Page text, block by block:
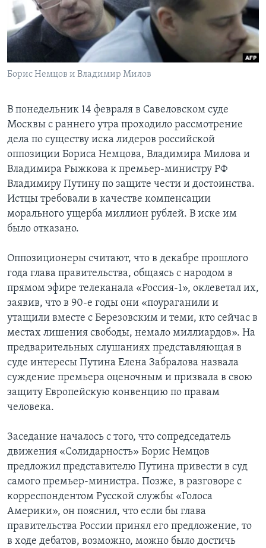
Learning English
СОЦИАЛЬНЫЕ СЕТИ
Языки
Борис Немцов и Владимир Милов
В понедельник 14 февраля в Савеловском суде
Москвы с раннего утра проходило рассмотрение
дела по существу иска лидеров российской
оппозиции Бориса Немцова, Владимира Милова и
Владимира Рыжкова к премьер-министру РФ
Владимиру Путину по защите чести и достоинства.
Истцы требовали в качестве компенсации
морального ущерба миллион рублей. В иске им
было отказано.
Оппозиционеры считают, что в декабре прошлого
года глава правительства, общаясь с народом в
прямом эфире телеканала «Россия-1», оклеветал их,
заявив, что в 90-е годы они «поураганили и
утащили вместе с Березовским и теми, кто сейчас в
местах лишения свободы, немало миллиардов». На
предварительных слушаниях представляющая в
суде интересы Путина Елена Забралова назвала
суждение премьера оценочным и призвала в свою
защиту Европейскую конвенцию по правам
человека.
Заседание началось с того, что сопредседатель
движения «Солидарность» Борис Немцов
предложил представителю Путина привести в суд
самого премьер-министра. Позже, в разговоре с
корреспондентом Русской службы «Голоса
Америки», он пояснил, что если бы глава
правительства России принял его предложение, то
в ходе дебатов, возможно, можно было достичь